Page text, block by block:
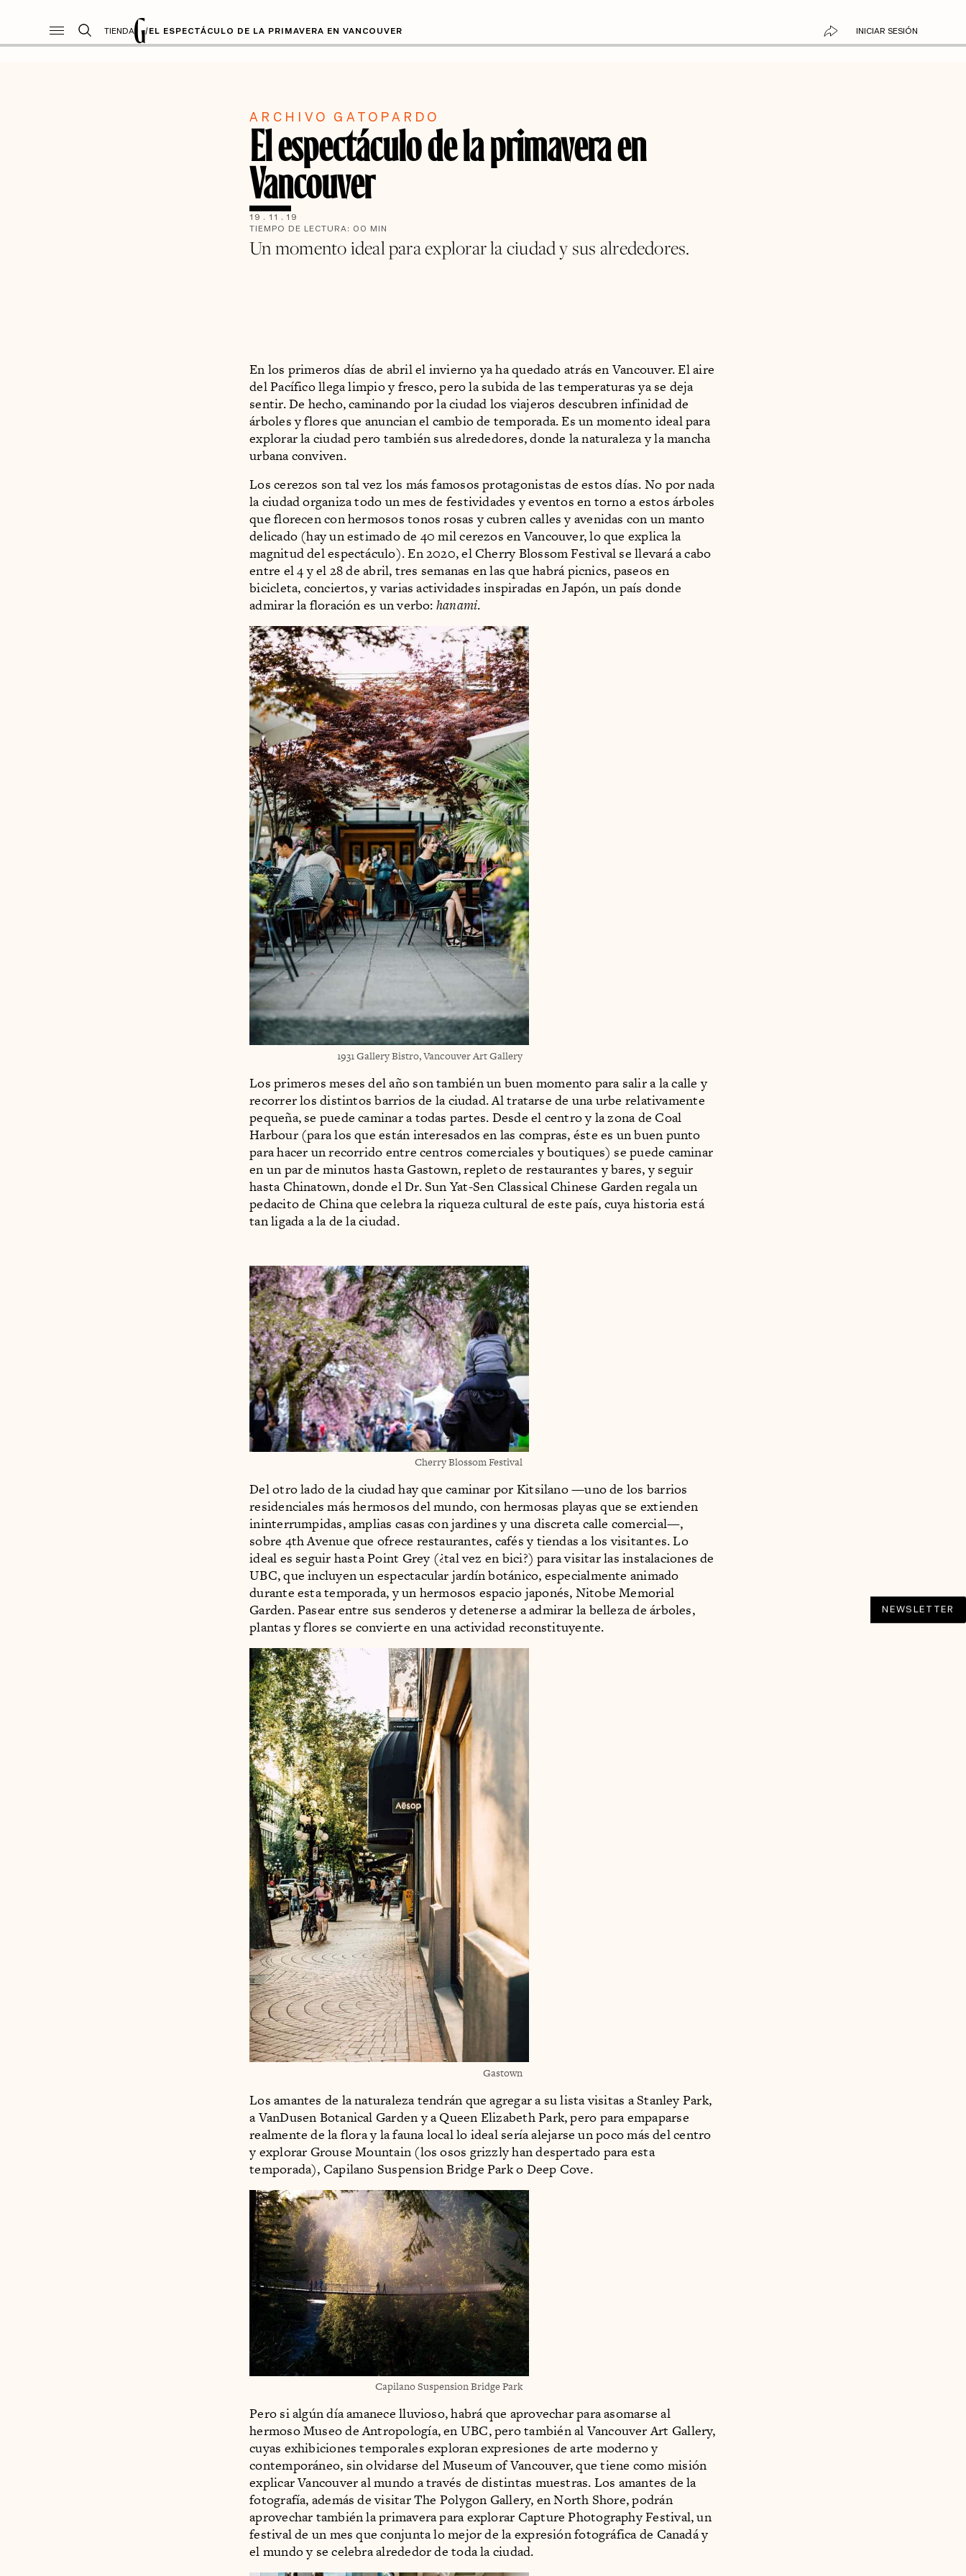
TIENDA /EL ESPECTÁCULO DE LA PRIMAVERA EN VANCOUVER INICIAR SESIÓN
ARCHIVO GATOPARDO
El espectáculo de la primavera en
Vancouver
19 . 11 . 19
TIEMPO DE LECTURA: 00 MIN
Un momento ideal para explorar la ciudad y sus alrededores.
En los primeros días de abril el invierno ya ha quedado atrás en Vancouver. El aire
del Pacífico llega limpio y fresco, pero la subida de las temperaturas ya se deja
sentir. De hecho, caminando por la ciudad los viajeros descubren infinidad de
árboles y flores que anuncian el cambio de temporada. Es un momento ideal para
explorar la ciudad pero también sus alrededores, donde la naturaleza y la mancha
urbana conviven.
Los cerezos son tal vez los más famosos protagonistas de estos días. No por nada
la ciudad organiza todo un mes de festividades y eventos en torno a estos árboles
que florecen con hermosos tonos rosas y cubren calles y avenidas con un manto
delicado (hay un estimado de 40 mil cerezos en Vancouver, lo que explica la
magnitud del espectáculo). En 2020, el Cherry Blossom Festival se llevará a cabo
entre el 4 y el 28 de abril, tres semanas en las que habrá picnics, paseos en
bicicleta, conciertos, y varias actividades inspiradas en Japón, un país donde
admirar la floración es un verbo: hanami.
1931 Gallery Bistro, Vancouver Art Gallery
Los primeros meses del año son también un buen momento para salir a la calle y
recorrer los distintos barrios de la ciudad. Al tratarse de una urbe relativamente
pequeña, se puede caminar a todas partes. Desde el centro y la zona de Coal
Harbour (para los que están interesados en las compras, éste es un buen punto
para hacer un recorrido entre centros comerciales y boutiques) se puede caminar
en un par de minutos hasta Gastown, repleto de restaurantes y bares, y seguir
hasta Chinatown, donde el Dr. Sun Yat-Sen Classical Chinese Garden regala un
pedacito de China que celebra la riqueza cultural de este país, cuya historia está
tan ligada a la de la ciudad.
Cherry Blossom Festival
Del otro lado de la ciudad hay que caminar por Kitsilano —uno de los barrios
residenciales más hermosos del mundo, con hermosas playas que se extienden
ininterrumpidas, amplias casas con jardines y una discreta calle comercial—,
sobre 4th Avenue que ofrece restaurantes, cafés y tiendas a los visitantes. Lo
ideal es seguir hasta Point Grey (¿tal vez en bici?) para visitar las instalaciones de
UBC, que incluyen un espectacular jardín botánico, especialmente animado
durante esta temporada, y un hermosos espacio japonés, Nitobe Memorial
Garden. Pasear entre sus senderos y detenerse a admirar la belleza de árboles,
plantas y flores se convierte en una actividad reconstituyente.
Gastown
Los amantes de la naturaleza tendrán que agregar a su lista visitas a Stanley Park,
a VanDusen Botanical Garden y a Queen Elizabeth Park, pero para empaparse
realmente de la flora y la fauna local lo ideal sería alejarse un poco más del centro
y explorar Grouse Mountain (los osos grizzly han despertado para esta
temporada), Capilano Suspension Bridge Park o Deep Cove.
Capilano Suspension Bridge Park
Pero si algún día amanece lluvioso, habrá que aprovechar para asomarse al
hermoso Museo de Antropología, en UBC, pero también al Vancouver Art Gallery,
cuyas exhibiciones temporales exploran expresiones de arte moderno y
contemporáneo, sin olvidarse del Museum of Vancouver, que tiene como misión
explicar Vancouver al mundo a través de distintas muestras. Los amantes de la
fotografía, además de visitar The Polygon Gallery, en North Shore, podrán
aprovechar también la primavera para explorar Capture Photography Festival, un
festival de un mes que conjunta lo mejor de la expresión fotográfica de Canadá y
el mundo y se celebra alrededor de toda la ciudad.
NEWSLETTER